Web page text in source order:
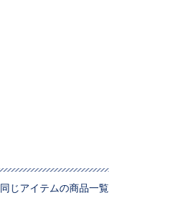
同じアイテムの商品一覧